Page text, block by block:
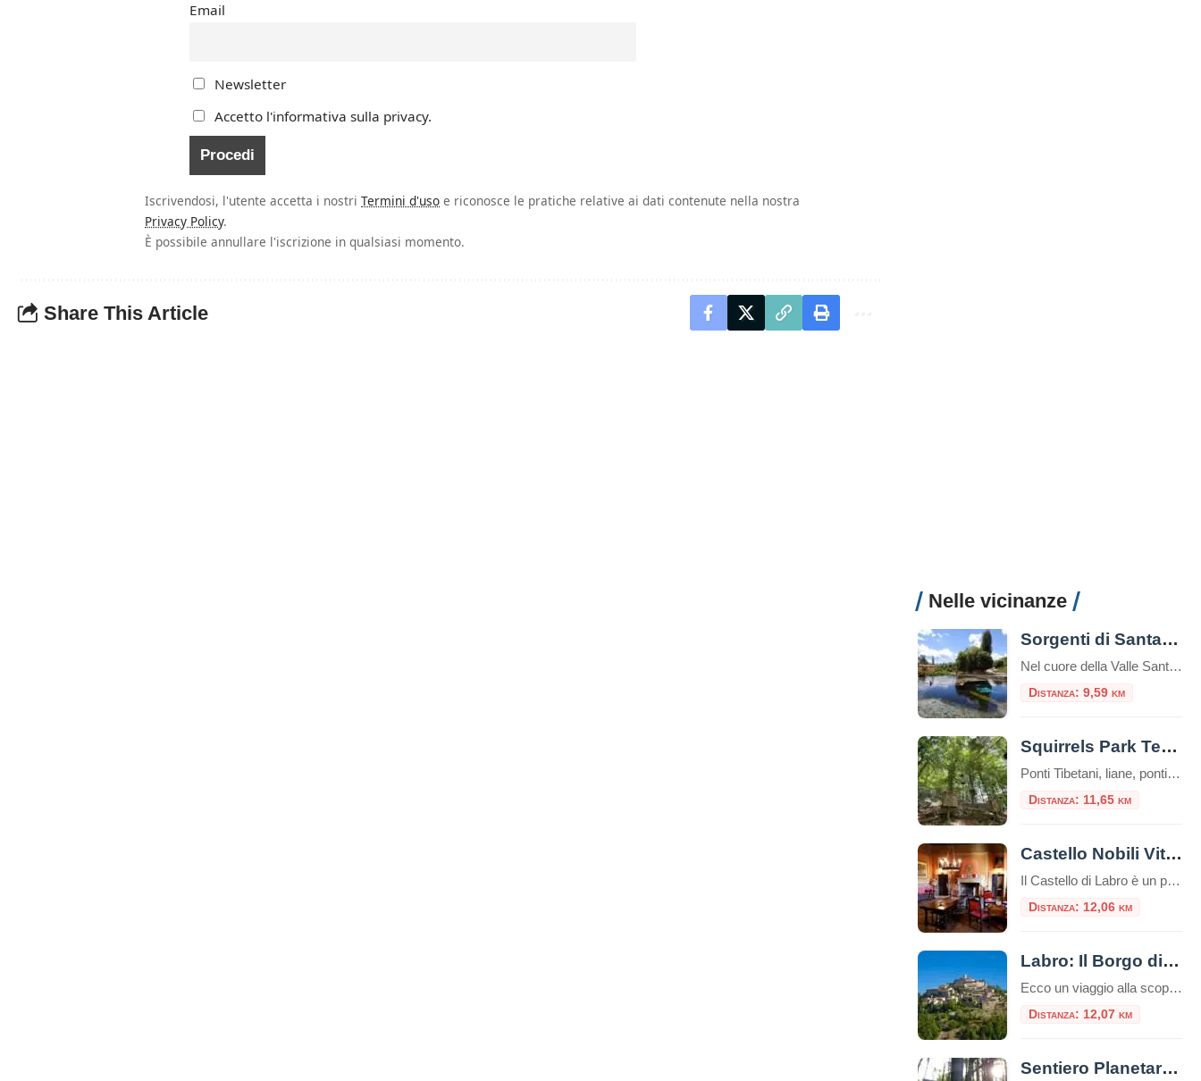
Email
Newsletter
Accetto l'informativa sulla privacy.
Iscrivendosi, l'utente accetta i nostriTermini d'uso e riconosce le pratiche relative ai dati contenute nella nostra
Privacy Policy.
È possibile annullare l'iscrizione in qualsiasi momento.
Share This Article
Nelle vicinanze
Sorgenti di Santa Susanna
Nel cuore della Valle Santa, le Sorgenti di Santa Susanna si trovano in località Piedicolle nel comune di Rivodutri, in provincia di Rieti.Fanno parte della Riserva naturale dei Laghi Lungo e RipasottileÈ una delle sorgenti più grandi d’Europa, con una portata d’acqua di 5000 litri al secondo e con la temperatura dell’acqua che si aggira […]
Distanza: 9,59 km
Squirrels Park Terminillo
Ponti Tibetani, liane, ponti nepalesi e passerelle di tronchi che disegnano percorsi avventurosi tra i faggi. Il Parco Avventura è un’esperienza di totale immersione nella natura, nella bellezza del bosco, un’emozionante sfida con se stessi, un’esperienza di puro divertimento, in piena sicurezza, con attrezzature DPI (imbraco, longes, moschettoni e casco) e sotto il controllo e […]
Distanza: 11,65 km
Castello Nobili Vitelleschi o Castello di Labro
Il Castello di Labro è un palazzo nobiliare situato nel comune di Labro, in provincia di Rieti.Questo castello è noto per la vista panoramica spettacolare sulla valle del fiume Nera e sul Lago Piediluco. Storia del Castello In origine l’incastellamento di Labro si componeva di un’imponente torre quadrata sovrastante il borgo, il quale era a […]
Distanza: 12,06 km
Labro: Il Borgo di Pietra Sospeso nel Tempo
Ecco un viaggio alla scoperta di Labro, uno dei borghi meglio conservati e più romantici d’Italia. Arroccato su uno sperone roccioso al confine tra Lazio e Umbria, il borgo di Labro in provincia di Rieti, è una “sentinella” che sorveglia dall’alto lo splendido Lago di Piediluco.Indice dei contenutiCosa Vedere a LabroCuriosità e Leggende: Il Fascino […]
Distanza: 12,07 km
Sentiero Planetario del Monte Terminillo